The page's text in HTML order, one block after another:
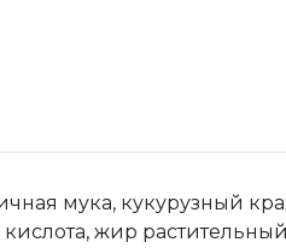
мука, кукурузный
жир